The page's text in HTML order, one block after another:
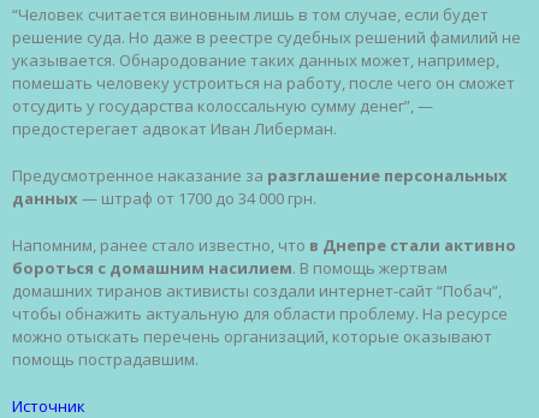
“Человек считается виновным лишь в том случае, если будет
решение суда. Но даже в реестре судебных решений фамилий не
указывается. Обнародование таких данных может, например,
помешать человеку устроиться на работу, после чего он сможет
отсудить у государства колоссальную сумму денег”, —
предостерегает адвокат Иван Либерман.
Предусмотренное наказание за разглашение персональных
данных — штраф от 1700 до 34 000 грн.
Напомним, ранее стало известно, что в Днепре стали активно
бороться с домашним насилием. В помощь жертвам
домашних тиранов активисты создали интернет-сайт “Побач”,
чтобы обнажить актуальную для области проблему. На ресурсе
можно отыскать перечень организаций, которые оказывают
помощь пострадавшим.
Источник